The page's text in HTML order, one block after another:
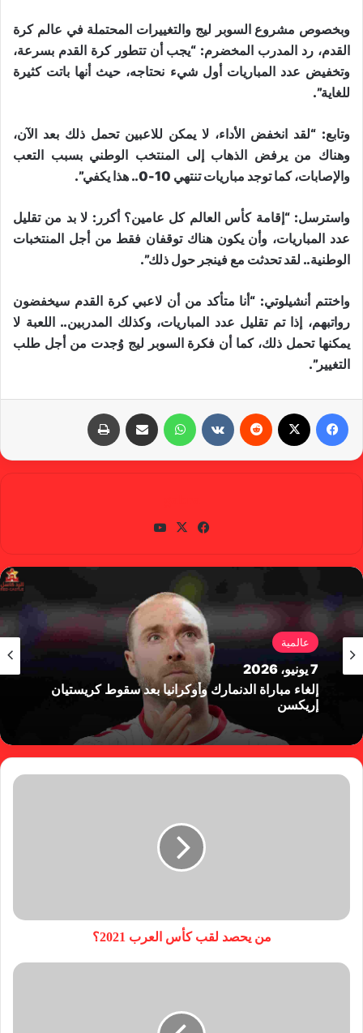
وبخصوص مشروع السوبر ليج والتغييرات المحتملة في عالم كرة
القدم، رد المدرب المخضرم: “يجب أن تتطور كرة القدم بسرعة،
وتخفيض عدد المباريات أول شيء نحتاجه، حيث أنها باتت كثيرة
للغاية”.
وتابع: “لقد انخفض الأداء، لا يمكن للاعبين تحمل ذلك بعد الآن،
وهناك من يرفض الذهاب إلى المنتخب الوطني بسبب التعب
والإصابات، كما توجد مباريات تنتهي 10-0.. هذا يكفي”.
واسترسل: “إقامة كأس العالم كل عامين؟ أكرر: لا بد من تقليل
عدد المباريات، وأن يكون هناك توقفان فقط من أجل المنتخبات
الوطنية.. لقد تحدثت مع فينجر حول ذلك”.
واختتم أنشيلوتي: “أنا متأكد من أن لاعبي كرة القدم سيخفضون
رواتبهم، إذا تم تقليل عدد المباريات، وكذلك المدربين.. اللعبة لا
يمكنها تحمل ذلك، كما أن فكرة السوبر ليج وُجدت من أجل طلب
التغيير”.
واتساب
في
وك
X
عالمية
7 يونيو، 2026
إلغاء مباراة الدنمارك وأوكرانيا بعد سقوط كريستيان
إريكسن
من يحصد لقب كأس العرب 2021؟